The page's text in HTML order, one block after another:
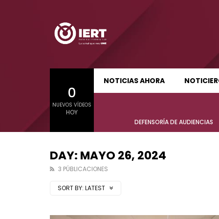
0
NUEVOS VÍDEOS
HOY
NOTICIAS AHORA
SUDCALIFORNIA HOY EDICIÓN MATUTINA
Sudcalifornia Hoy edición matutina
DEFENSORÍA DE AUDIENCIAS
01:21:47
Sudcalifornia Hoy edición matutina
DAY: MAYO 26, 2024
3 PÚBLICACIONES
SORT BY: LATEST